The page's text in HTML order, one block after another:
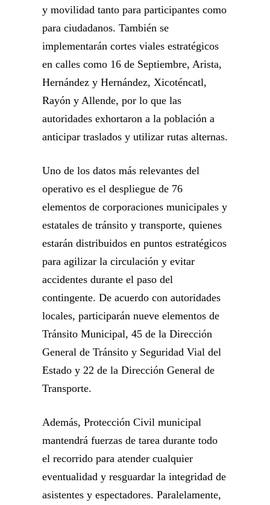
y movilidad tanto para participantes como
para ciudadanos. También se
implementarán cortes viales estratégicos
en calles como 16 de Septiembre, Arista,
Hernández y Hernández, Xicoténcatl,
Rayón y Allende, por lo que las
autoridades exhortaron a la población a
anticipar traslados y utilizar rutas alternas.
Uno de los datos más relevantes del
operativo es el despliegue de 76
elementos de corporaciones municipales y
estatales de tránsito y transporte, quienes
estarán distribuidos en puntos estratégicos
para agilizar la circulación y evitar
accidentes durante el paso del
contingente. De acuerdo con autoridades
locales, participarán nueve elementos de
Tránsito Municipal, 45 de la Dirección
General de Tránsito y Seguridad Vial del
Estado y 22 de la Dirección General de
Transporte.
Además, Protección Civil municipal
mantendrá fuerzas de tarea durante todo
el recorrido para atender cualquier
eventualidad y resguardar la integridad de
asistentes y espectadores. Paralelamente,